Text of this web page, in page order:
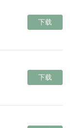
下载
下载